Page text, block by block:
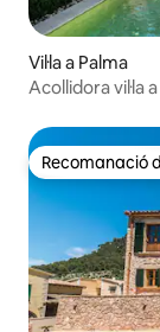
Vil·la a Palma
Acollidora vil·la
Recomanació
Recomanació